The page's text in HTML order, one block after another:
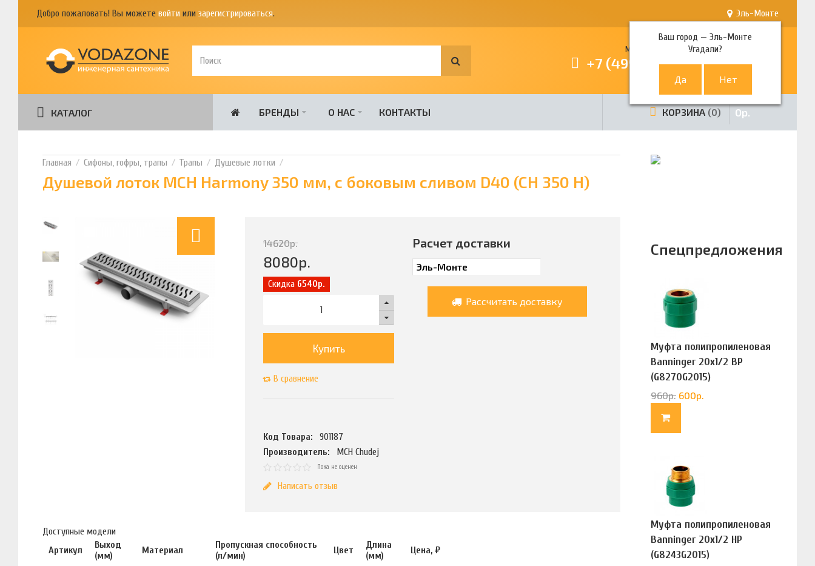
Добро пожаловать! Вы можете войти или зарегистрироваться. Эль-Монте
Ваш город —Эль-Монте
Угадали?
Многоканальный телефон
+7 (499) 380-80-80
КАТАЛОГ БРЕНДЫ О НАС КОНТАКТЫ КОРЗИНА 0 0р.
Сифоны, гофры, трапы Трапы Душевые лотки
Душевой лоток MCH Harmony 350 мм, с боковым сливом D40 (CH 350 H)
14620р.
8080р.
Скидка 6540р.
Купить
В сравнение
Код Товара:
901187
Производитель:
MCH Chudej
Пока не оценен
Написать отзыв
Расчет доставки
Рассчитать доставку
Доступные модели
Артикул
Выход
(мм)
Материал
Пропускная способность
(л/мин)
Цвет
Длина
(мм)
Цена, ₽
Спецпредложения
Муфта полипропиленовая
Banninger 20х1/2 ВР
(G8270G2015)
960р. 600р.
Муфта полипропиленовая
Banninger 20х1/2 НР
(G8243G2015)